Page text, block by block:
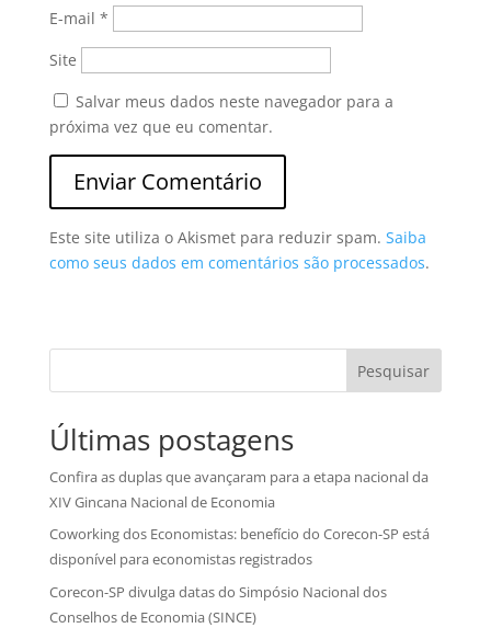
E-mail *
Site
Salvar meus dados neste navegador para a
próxima vez que eu comentar.
Este site utiliza o Akismet para reduzir spam. Saiba
como seus dados em comentários são processados.
Pesquisar
Últimas postagens
Confira as duplas que avançaram para a etapa nacional da
XIV Gincana Nacional de Economia
Coworking dos Economistas: benefício do Corecon-SP está
disponível para economistas registrados
Corecon-SP divulga datas do Simpósio Nacional dos
Conselhos de Economia (SINCE)